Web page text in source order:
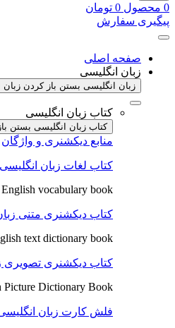
0 محصول 0 تومان
پیگیری سفارش
صفحه اصلی
زبان انگلیسی
زبان انگلیسی بستن باز کردن زبان
کتاب زبان انگلیسی
کتاب زبان انگلیسی بستن
منابع دیکشنری و واژگان
کتاب لغات زبان انگلیسی
English vocabulary book
کتاب دیکشنری متنی
text dictionary book
کتاب دیکشنری تصویری
Picture Dictionary Book
فلش کارت زبان